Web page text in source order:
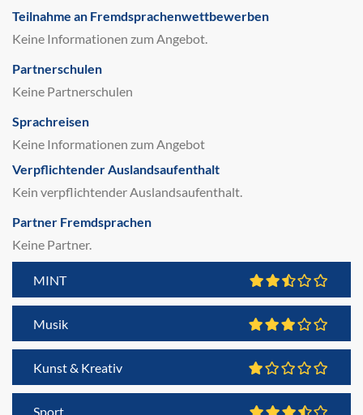
Teilnahme an Fremdsprachenwettbewerben
Keine Informationen zum Angebot.
Partnerschulen
Keine Partnerschulen
Sprachreisen
Keine Informationen zum Angebot
Verpflichtender Auslandsaufenthalt
Kein verpflichtender Auslandsaufenthalt.
Partner Fremdsprachen
Keine Partner.
MINT
Musik
Kunst & Kreativ
Sport